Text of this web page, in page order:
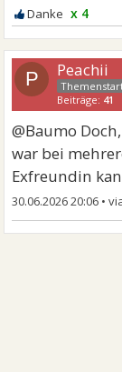
x 4
P Peachii
Beiträge: 41
@Baumo
war bei
Exfreundin
30.06.2026 20:06 •